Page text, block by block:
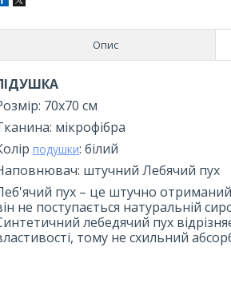
Опис
70х70 см
мікрофібра
подушки: білий
штучний Лебячий пух
пух – це штучно отриманий
не поступається натуральній
лебедячий пух
тому не схильний